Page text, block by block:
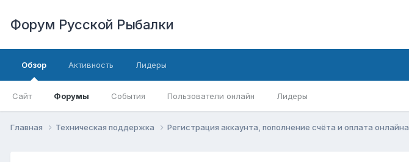
Форум Русской Рыбалки
Обзор
Сайт Форумы События Пользователи онлайн Лидеры
Активность Лидеры
Главная Техническая поддержка Регистрация аккаунта, пополнение счёта и оплата онлайна